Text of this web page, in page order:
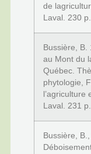
de
Laval. 230 p.
Bussière,
au Mont du
Québec.
phytologie,
l’agriculture
Laval. 231 p.
Bussière,